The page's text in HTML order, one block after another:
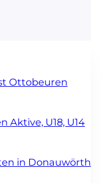
Ottobeuren
Aktive, U18, U14
in Donauwörth